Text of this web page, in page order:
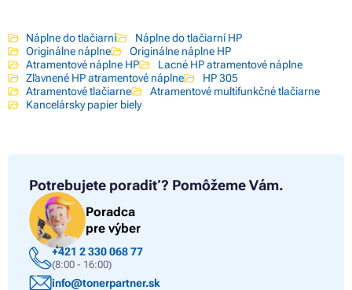
Náplne do tlačiarní
Náplne do tlačiarní HP
Originálne náplne
Originálne náplne HP
Atramentové náplne HP
Lacné HP atramentové náplne
Zľavnené HP atramentové náplne
HP 305
Atramentové tlačiarne
Atramentové multifunkčné tlačiarne
Kancelársky papier biely
Potrebujete poradiť? Pomôžeme Vám.
Poradca
pre výber
+421 2 330 068 77
(8:00 - 16:00)
info@tonerpartner.sk